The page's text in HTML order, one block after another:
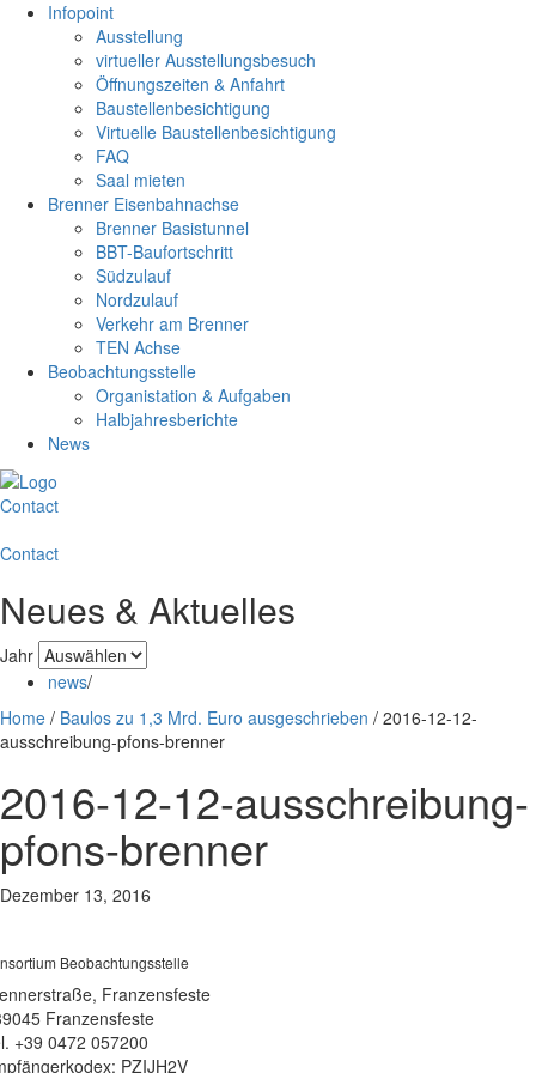
Infopoint
Ausstellung
virtueller Ausstellungsbesuch
Öffnungszeiten & Anfahrt
Baustellenbesichtigung
Virtuelle Baustellenbesichtigung
FAQ
Saal mieten
Brenner Eisenbahnachse
Brenner Basistunnel
BBT-Baufortschritt
Südzulauf
Nordzulauf
Verkehr am Brenner
TEN Achse
Beobachtungsstelle
Organistation & Aufgaben
Halbjahresberichte
News
Contact
Contact
Neues & Aktuelles
Jahr
news/
Home / Baulos zu 1,3 Mrd. Euro ausgeschrieben / 2016-12-12-
ausschreibung-pfons-brenner
2016-12-12-ausschreibung-
pfons-brenner
Dezember 13, 2016
Beobachtungsstelle
Franzensfeste
Franzensfeste
+39 0472 057200
PZIJH2V